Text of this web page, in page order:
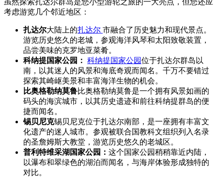
虽然探索扎达尔群岛是您小型游轮之旅的一大亮点，但您还应
考虑游览几个邻近地区：
扎达尔大陆上的扎达尔 市融合了历史魅力和现代景点。
游览历史悠久的老城，参观海洋风琴和太阳致敬装置，
品尝美味的克罗地亚菜肴。
科纳提国家公园： 科纳提国家公园位于扎达尔群岛以
南，以其迷人的风景和海底奇观而闻名。千万不要错过
探索其崎岖美景和丰富海洋生物的机会。
比奥格勒纳莫鲁比奥格勒纳莫鲁是一个拥有风景如画的
码头的海滨城市，以其历史遗迹和前往科纳提群岛的便
捷而闻名。
锡贝尼克锡贝尼克位于扎达尔南部，是一座拥有丰富文
化遗产的迷人城市。参观被联合国教科文组织列入名录
的圣詹姆斯大教堂，游览历史悠久的老城区。
普利特维采湖国家公园： 这个国家公园稍稍靠近内陆，
以瀑布和翠绿色的湖泊而闻名，与海岸体验形成独特的
对比。